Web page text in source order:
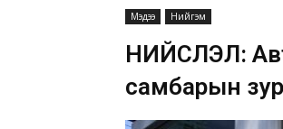
Мэдээ Нийгэм
НИЙСЛЭЛ:
самбарын